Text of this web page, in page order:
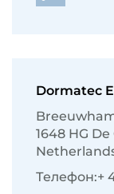
Dormatec
1648 HG
Телефон:+